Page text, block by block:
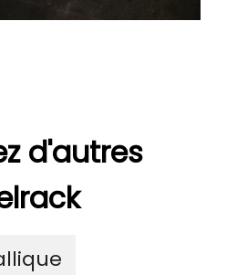
d'autres